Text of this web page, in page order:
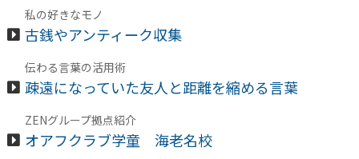
私の好きなモノ
古銭やアンティーク収集
伝わる言葉の活用術
疎遠になっていた友人と距離を縮める言葉
ZENグループ拠点紹介
オアフクラブ学童 海老名校